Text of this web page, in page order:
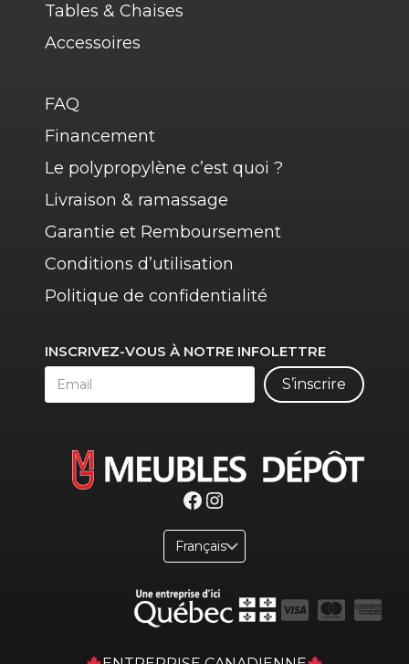
Tables & Chaises
Accessoires
FAQ
Financement
Le polypropylène c’est quoi ?
Livraison & ramassage
Garantie et Remboursement
Conditions d’utilisation
Politique de confidentialité
INSCRIVEZ-VOUS À NOTRE INFOLETTRE
S’inscrire
Facebook
Instagram